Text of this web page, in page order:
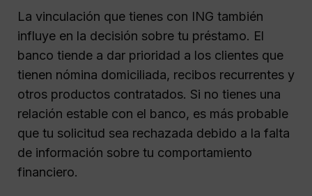
La vinculación que tienes con ING también
influye en la decisión sobre tu préstamo. El
banco tiende a dar prioridad a los clientes que
tienen nómina domiciliada, recibos recurrentes y
otros productos contratados. Si no tienes una
relación estable con el banco, es más probable
que tu solicitud sea rechazada debido a la falta
de información sobre tu comportamiento
financiero.